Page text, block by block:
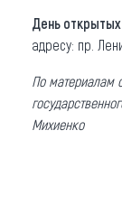
День
адресу: пр.
По материалам
Михиенко